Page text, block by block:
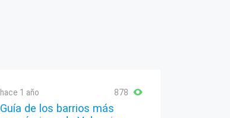
hace 1 año 878
Guía de los barrios más